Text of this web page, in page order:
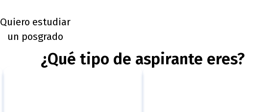
Quiero estudiar
un posgrado
¿Qué tipo de aspirante eres?